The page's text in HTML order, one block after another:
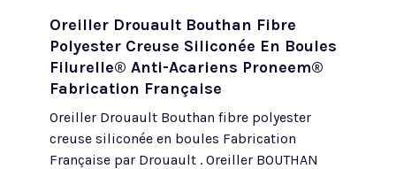
Oreiller Drouault Bouthan Fibre
Polyester Creuse Siliconée En Boules
Filurelle® Anti-Acariens Proneem®
Fabrication Française
Oreiller Drouault Bouthan fibre polyester
creuse siliconée en boules Fabrication
Française par Drouault . Oreiller BOUTHAN